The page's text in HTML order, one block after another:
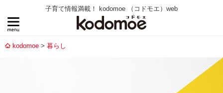
子育て情報満載！ kodomoe （コドモエ）web
kodomoe 暮らし